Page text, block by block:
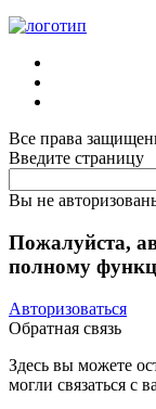
Все права
Введите страницу
Вы не
Пожалуйста,
полному
Авторизоваться
Обратная связь
Здесь вы можете
могли связаться с